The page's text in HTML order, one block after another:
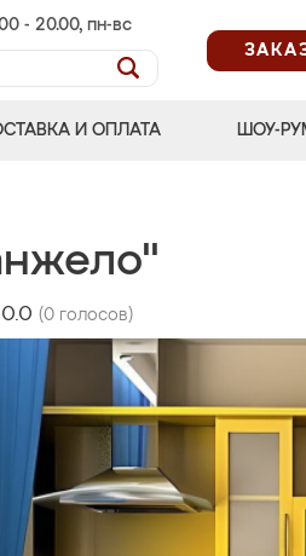
- 20.00, пн-вс
И ОПЛАТА ШОУ-
0.0 (0 голосов)